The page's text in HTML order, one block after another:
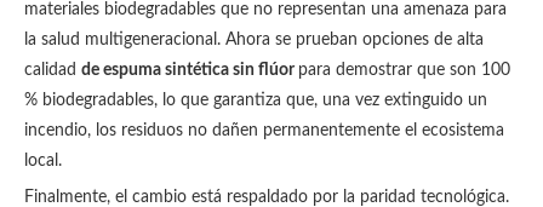
materiales biodegradables que no representan una amenaza para
la salud multigeneracional. Ahora se prueban opciones de alta
calidad de espuma sintética sin flúor para demostrar que son 100
% biodegradables, lo que garantiza que, una vez extinguido un
incendio, los residuos no dañen permanentemente el ecosistema
local.
Finalmente, el cambio está respaldado por la paridad tecnológica.